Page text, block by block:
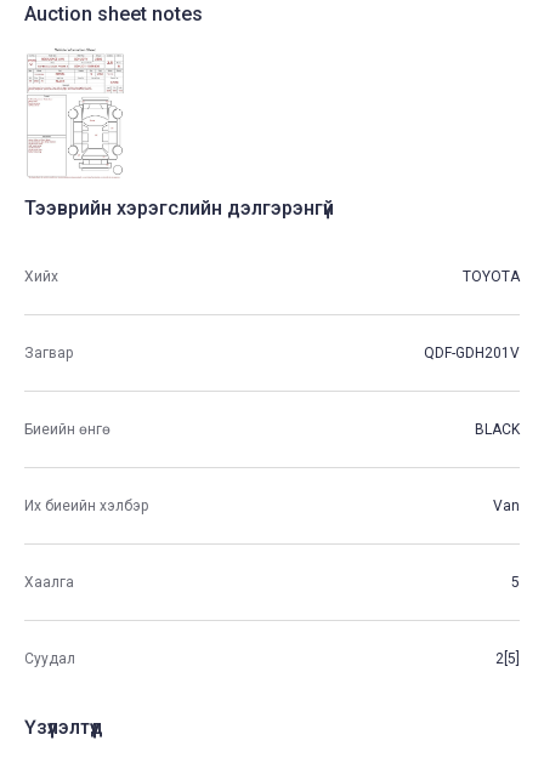
Auction sheet notes
Тээврийн хэрэгслийн дэлгэрэнгүй
Хийх TOYOTA
Загвар QDF-GDH201V
Биеийн өнгө BLACK
Их биеийн хэлбэр Van
Хаалга 5
Суудал 2[5]
Үзүүлэлтүүд